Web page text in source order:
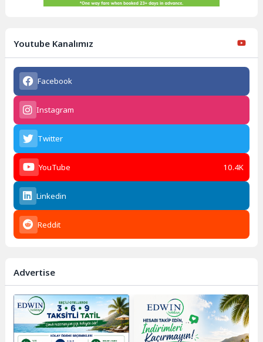
Youtube Kanalımız
Facebook
Instagram
Twitter
YouTube 10.4K
Linkedin
Reddit
Advertise